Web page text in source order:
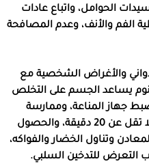
للسيدات الحوامل، واتباع عادات
والأنف، وعدم المصافحة
والأغراض الشخصية مع
يساعد الجسم على التخلص
جهاز المناعة، وممارسة
الرياضة 3 مرات في الأسبوع لمدة لا تقل عن 20 دقيقة، والحصول
وتناول الخضار والفواكه،
التعرض للتدخين السلبي.